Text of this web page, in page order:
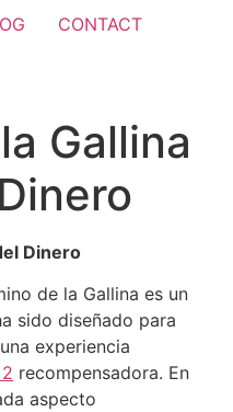
CONTACT
Gallina
Dinero
de la Gallina es un
sido diseñado para
experiencia
recompensadora. En
aspecto